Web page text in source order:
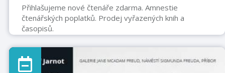
Přihlašujeme nové čtenáře zdarma. Amnestie
čtenářských poplatků. Prodej vyřazených knih a
časopisů.